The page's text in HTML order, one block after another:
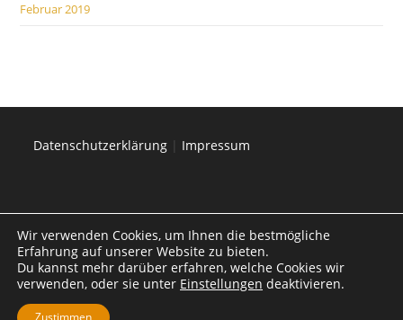
Februar 2019
Datenschutzerklärung | Impressum
Wir verwenden Cookies, um Ihnen die bestmögliche
Erfahrung auf unserer Website zu bieten.
Du kannst mehr darüber erfahren, welche Cookies wir
verwenden, oder sie unter Einstellungen deaktivieren.
Zustimmen